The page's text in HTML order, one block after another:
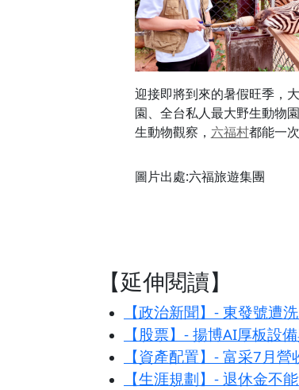
迎接即將到來的暑假旺季，
園、全台私人最大野生動物
生動物觀察， 六福村都能一次
圖片出處:六福旅遊集團
【延伸閱讀】
【政治新聞】- 東發號遭
【股票】- 揚博AI厚板設
【資產配置】- 富采7月
【生涯規劃】- 退休金不